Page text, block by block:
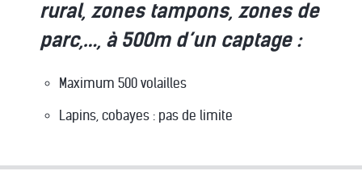
rural, zones tampons, zones de
parc,…, à 500m d’un captage :
Maximum 500 volailles
Lapins, cobayes : pas de limite